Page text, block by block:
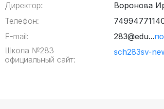
Директор:
Воронова
Телефон:
E-mail:
283@edu...
Школа №283
официальный сайт:
sch283sv-